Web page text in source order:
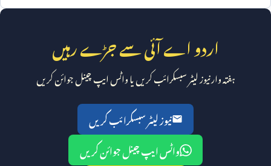
اردو اے آئی سے جڑے رہیں
ہفتہ وار نیوز لیٹر سبسکرائب کریں یا واٹس ایپ چینل جوائن کریں
نیوز لیٹر سبسکرائب کریں
واٹس ایپ چینل جوائن کریں